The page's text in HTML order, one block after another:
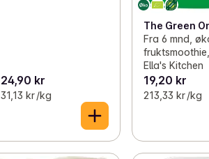
24,90 kr
31,13 kr /kg
The Green
Fra 6 mnd,
Ella's Kitchen
19,20 kr
213,33 kr /kg